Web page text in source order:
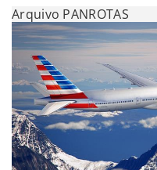
Arquivo PANROTAS